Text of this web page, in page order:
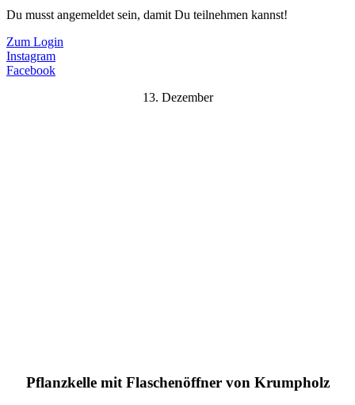
Du musst angemeldet sein, damit Du teilnehmen kannst!
Zum Login
Instagram
Facebook
13. Dezember
Pflanzkelle mit Flaschenöffner von Krumpholz